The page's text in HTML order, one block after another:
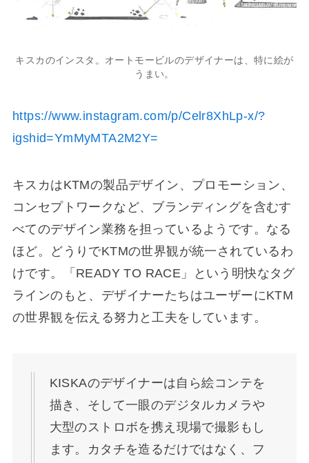
キスカのインスタ。オートモービルのデザイナーは、特に絵が
うまい。
https://www.instagram.com/p/Celr8XhLp-x/?
igshid=YmMyMTA2M2Y=
キスカはKTMの製品デザイン、プロモーション、
コンセプトワークなど、ブランディングを含むす
べてのデザイン業務を担っているようです。なる
ほど。どうりでKTMの世界観が統一されているわ
けです。「READY TO RACE」という明快なタグ
ラインのもと、デザイナーたちはユーザーにKTM
の世界観を伝える努力と工夫をしています。
KISKAのデザイナーは自ら絵コンテを
描き、そして一眼のデジタルカメラや
大型のストロボを携え現場で撮影もし
ます。カタチを造るだけではなく、フ